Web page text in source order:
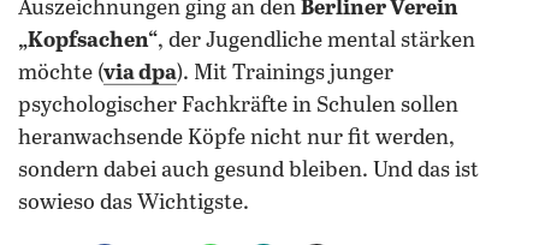
Auszeichnungen ging an den Berliner Verein
„Kopfsachen“, der Jugendliche mental stärken
möchte (via dpa). Mit Trainings junger
psychologischer Fachkräfte in Schulen sollen
heranwachsende Köpfe nicht nur fit werden,
sondern dabei auch gesund bleiben. Und das ist
sowieso das Wichtigste.